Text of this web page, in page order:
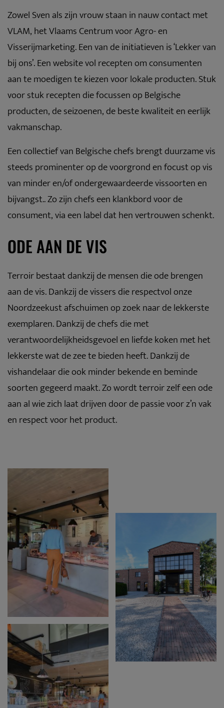
Zowel Sven als zijn vrouw staan in nauw contact met
VLAM, het Vlaams Centrum voor Agro- en
Visserijmarketing. Een van de initiatieven is ‘Lekker van
bij ons’. Een website vol recepten om consumenten
aan te moedigen te kiezen voor lokale producten. Stuk
voor stuk recepten die focussen op Belgische
producten, de seizoenen, de beste kwaliteit en eerlijk
vakmanschap.
Een collectief van Belgische chefs brengt duurzame vis
steeds prominenter op de voorgrond en focust op vis
van minder en/of ondergewaardeerde vissoorten en
bijvangst.. Zo zijn chefs een klankbord voor de
consument, via een label dat hen vertrouwen schenkt.
ODE AAN DE VIS
Terroir bestaat dankzij de mensen die ode brengen
aan de vis. Dankzij de vissers die respectvol onze
Noordzeekust afschuimen op zoek naar de lekkerste
exemplaren. Dankzij de chefs die met
verantwoordelijkheidsgevoel en liefde koken met het
lekkerste wat de zee te bieden heeft. Dankzij de
vishandelaar die ook minder bekende en beminde
soorten gegeerd maakt. Zo wordt terroir zelf een ode
aan al wie zich laat drijven door de passie voor z’n vak
en respect voor het product.